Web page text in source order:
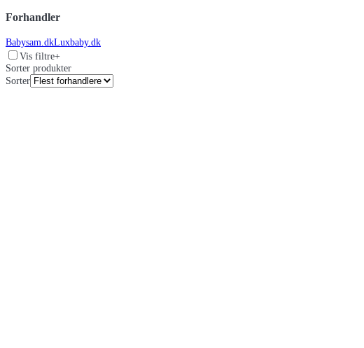
Forhandler
Babysam.dkLuxbaby.dk
Vis filtre+
Sorter produkter
Sorter